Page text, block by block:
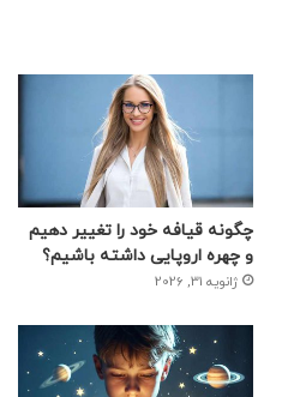
چگونه قیافه خود را تغییر دهیم
و چهره اروپایی داشته باشیم؟
ژانویه 31, 2026